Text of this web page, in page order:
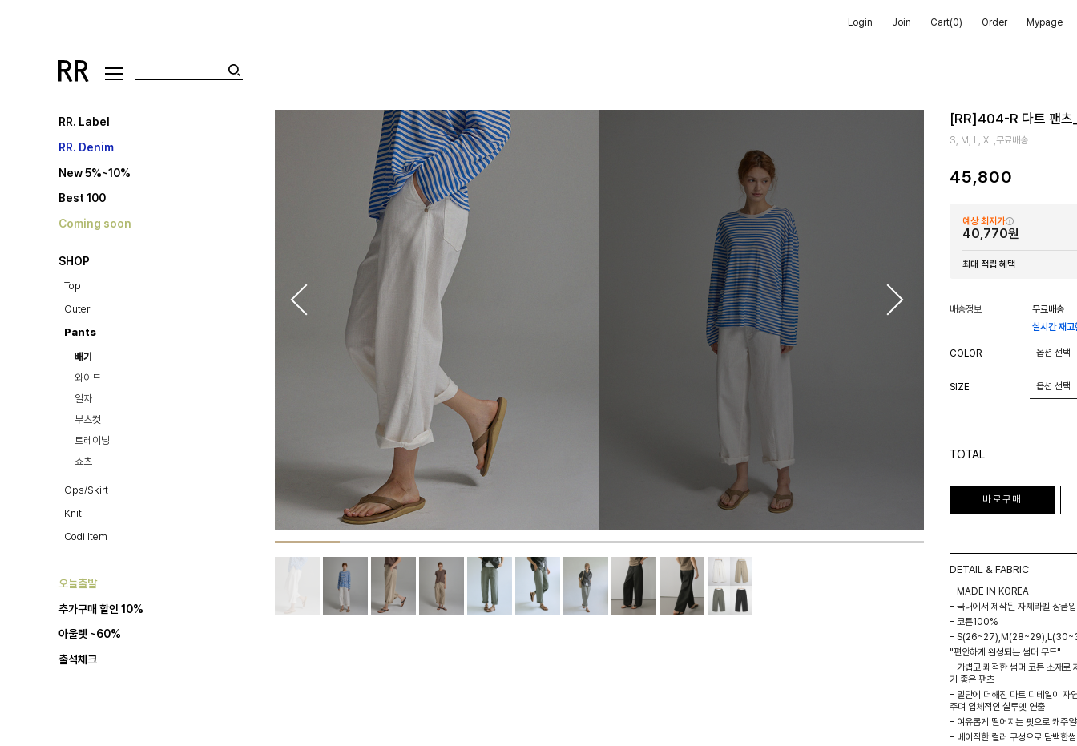
Login Join Cart(0) Order Mypage
RR. Label
RR. Denim
New 5%~10%
Best 100
Coming soon
SHOP
Top
Outer
Pants
배기
와이드
일자
부츠컷
트레이닝
쇼츠
Ops/Skirt
Knit
Codi Item
오늘출발
추가구매 할인 10%
아울렛 ~60%
출석체크
[RR]404-R 다트 팬츠
S, M, L, XL,무료배송
45,800
예상 최저가
40,770원
최대 적립 혜택
배송정보
무료배송
실시간 재고
COLOR
SIZE
TOTAL
바로구매
DETAIL & FABRIC
- MADE IN KOREA
- 국내에서 제작된 자체라벨 상품
- 코튼100%
-
"편안하게 완성되는 썸머 무드"
- 가볍고 쾌적한 썸머 코튼 소재로
기 좋은 팬츠
- 밑단에 더해진 다트 디테일이 자
주며 입체적인 실루엣 연출
- 여유롭게 떨어지는 핏으로 캐주
- 베이직한 컬러 구성으로 담백한